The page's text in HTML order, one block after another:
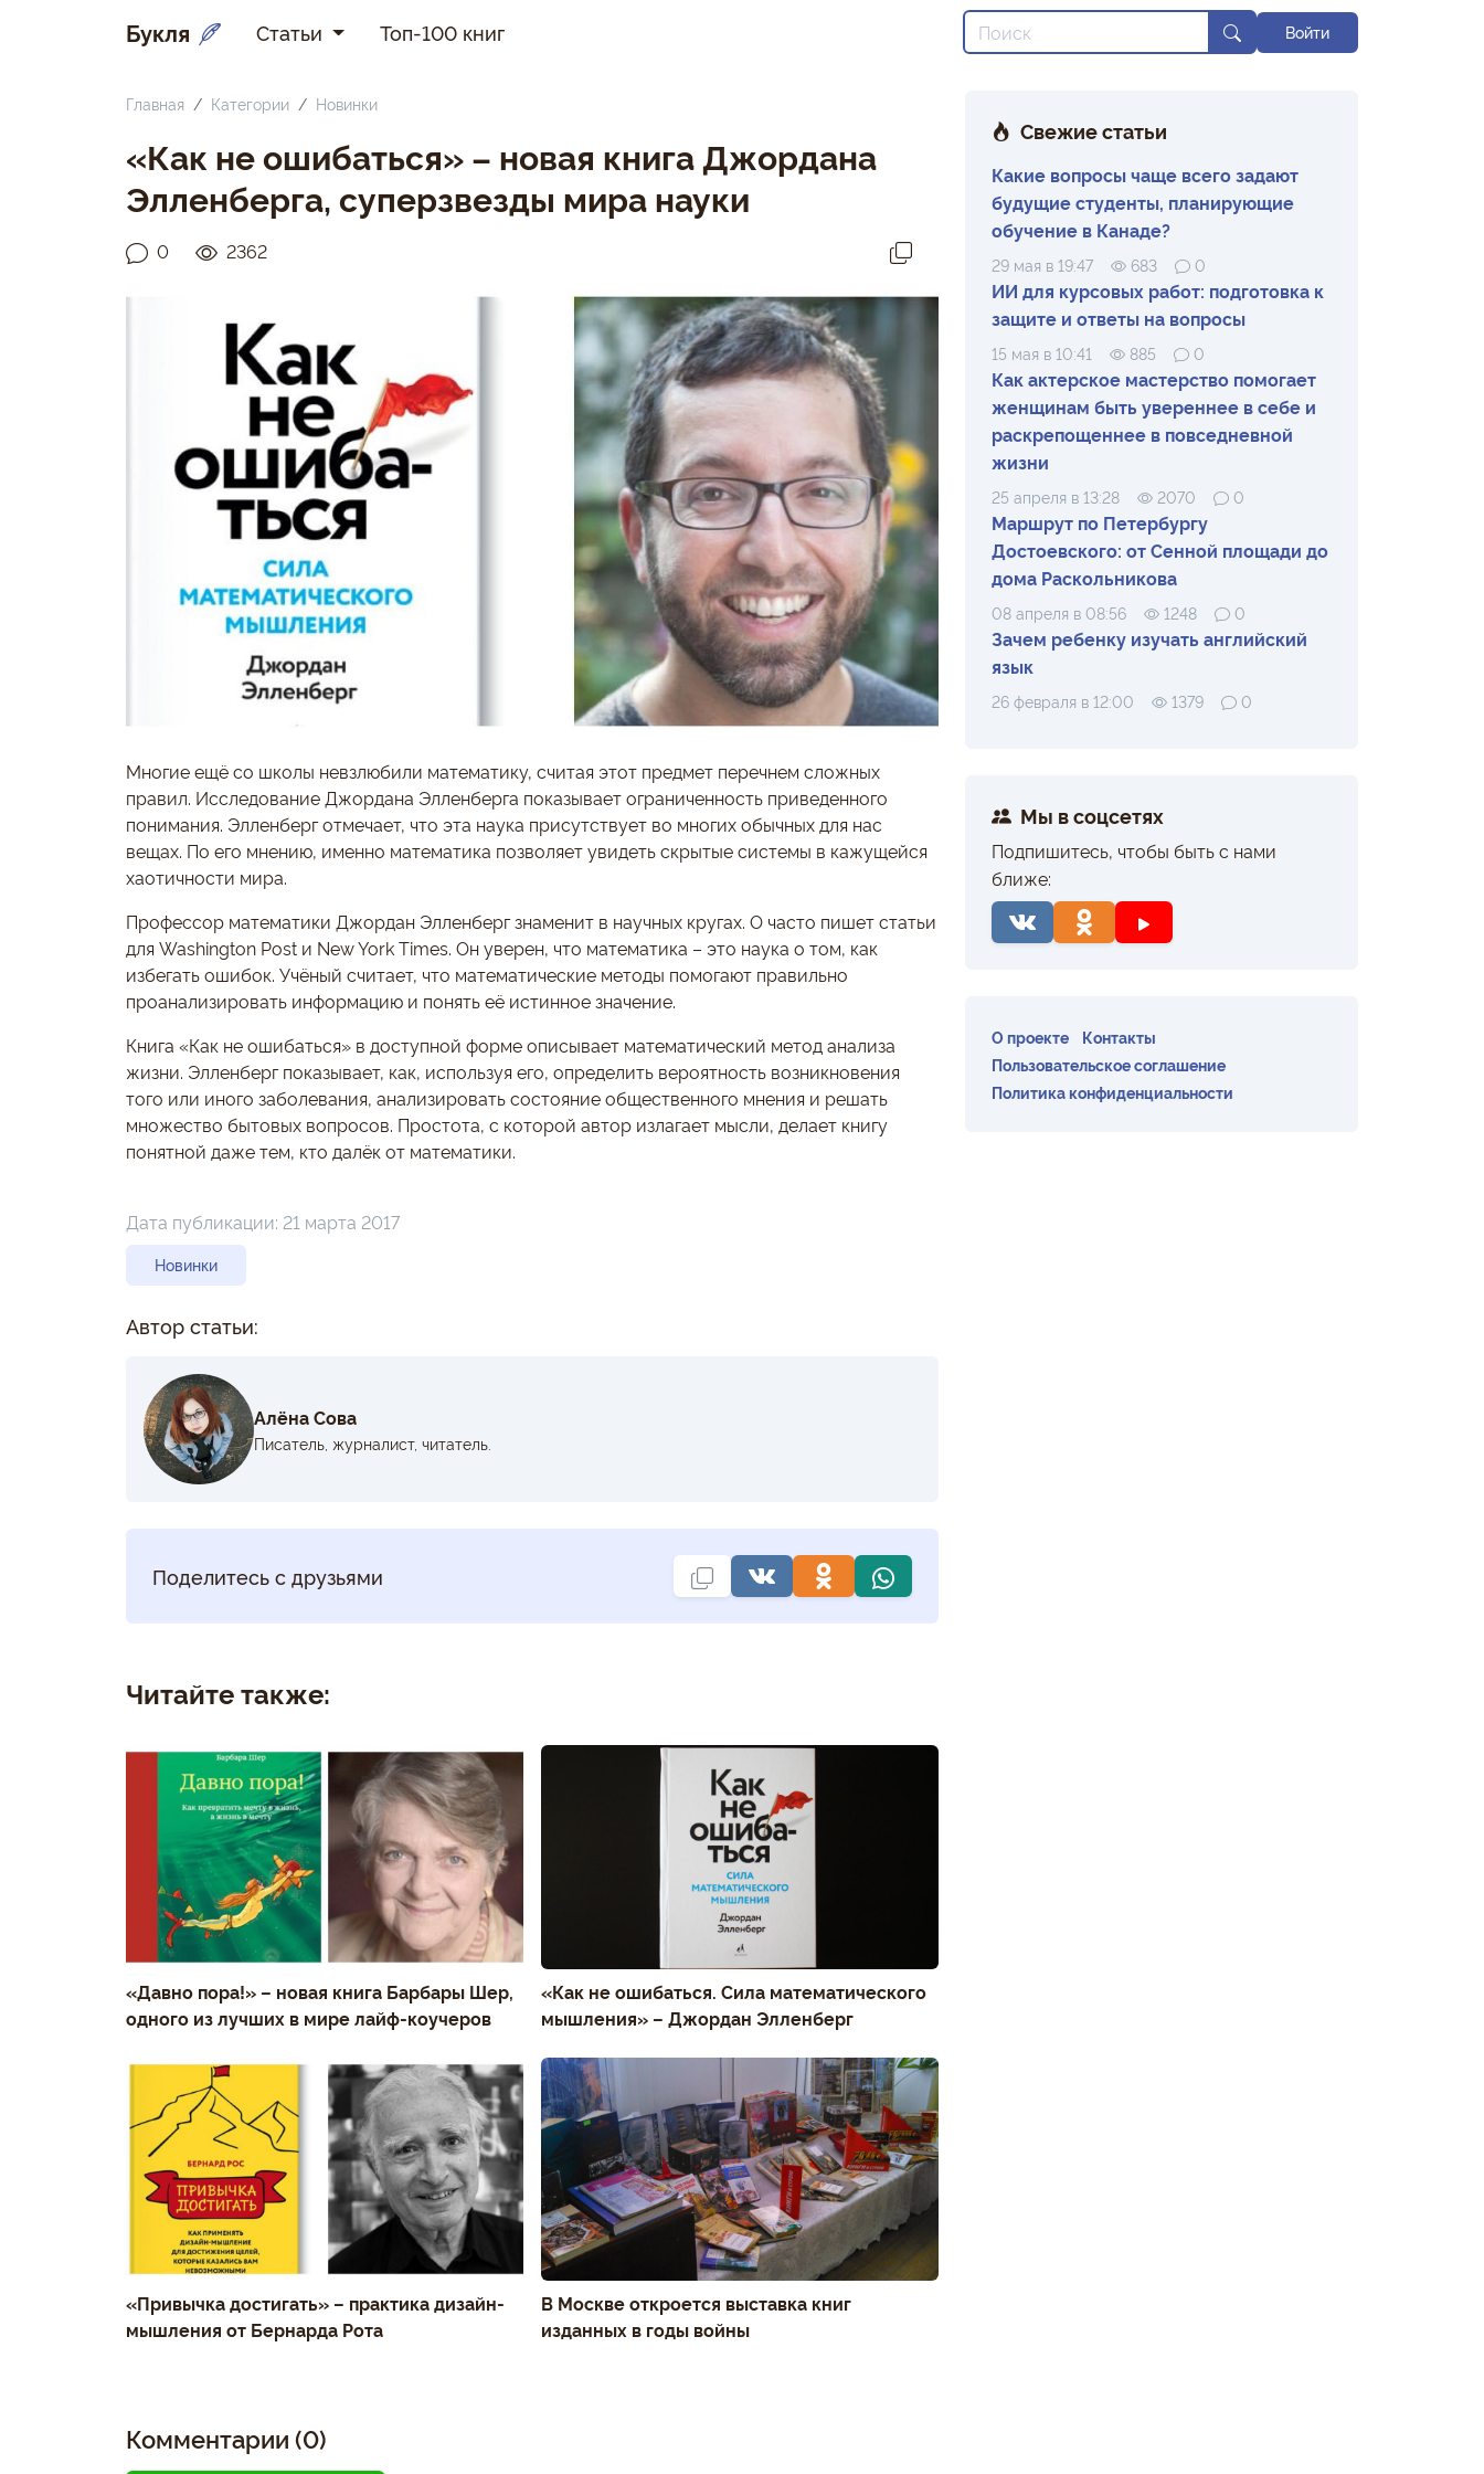
Букля Статьи Топ-100 книг Войти
Главная Категории Новинки
«Как не ошибаться» – новая книга Джордана
Элленберга, суперзвезды мира науки
0 2362
Многие ещё со школы невзлюбили математику, считая этот предмет перечнем сложных
правил. Исследование Джордана Элленберга показывает ограниченность приведенного
понимания. Элленберг отмечает, что эта наука присутствует во многих обычных для нас
вещах. По его мнению, именно математика позволяет увидеть скрытые системы в кажущейся
хаотичности мира.
Профессор математики Джордан Элленберг знаменит в научных кругах. О часто пишет статьи
для Washington Post и New York Times. Он уверен, что математика – это наука о том, как
избегать ошибок. Учёный считает, что математические методы помогают правильно
проанализировать информацию и понять её истинное значение.
Книга «Как не ошибаться» в доступной форме описывает математический метод анализа
жизни. Элленберг показывает, как, используя его, определить вероятность возникновения
того или иного заболевания, анализировать состояние общественного мнения и решать
множество бытовых вопросов. Простота, с которой автор излагает мысли, делает книгу
понятной даже тем, кто далёк от математики.
Дата публикации: 21 марта 2017
Новинки
Автор статьи:
Алёна Сова
Писатель, журналист, читатель.
Поделитесь с друзьями
Читайте также:
«Давно пора!» – новая книга Барбары Шер,
одного из лучших в мире лайф-коучеров
«Как не ошибаться. Сила математического
мышления» – Джордан Элленберг
«Привычка достигать» – практика дизайн-
мышления от Бернарда Рота
В Москве откроется выставка книг
изданных в годы войны
Комментарии (0)
Свежие статьи
Какие вопросы чаще всего задают
будущие студенты, планирующие
обучение в Канаде?
29 мая в 19:47 683 0
ИИ для курсовых работ: подготовка к
защите и ответы на вопросы
15 мая в 10:41 885 0
Как актерское мастерство помогает
женщинам быть увереннее в себе и
раскрепощеннее в повседневной
жизни
25 апреля в 13:28 2070 0
Маршрут по Петербургу
Достоевского: от Сенной площади до
дома Раскольникова
08 апреля в 08:56 1248 0
Зачем ребенку изучать английский
язык
26 февраля в 12:00 1379 0
Мы в соцсетях
Подпишитесь, чтобы быть с нами
ближе:
О проекте
Контакты
Пользовательское соглашение
Политика конфиденциальности